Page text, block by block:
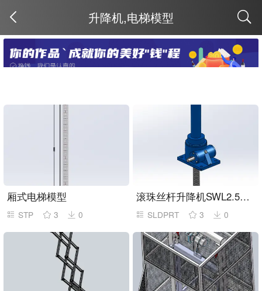
升降机,电梯模型
厢式电梯模型
STP 3 0
滚珠丝杆升降机SWL2.5TM-1BⅡ-300-FZ-A
SLDPRT 3 0
取消